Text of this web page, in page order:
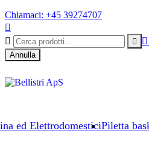
ed ElettrodomesticiPiletta
Chiamaci: +45 39274707



Annulla
